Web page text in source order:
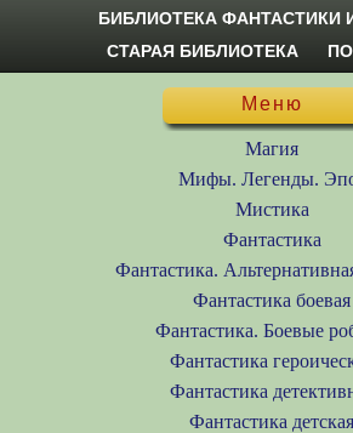
БИБЛИОТЕКА ФАНТАСТИКИ
СТАРАЯ БИБЛИОТЕКА
Меню
Магия
Мифы. Легенды.
Мистика
Фантастика
Фантастика.
Фантастика боевая
Фантастика. Боевые
Фантастика
Фантастика
Фантастика детская